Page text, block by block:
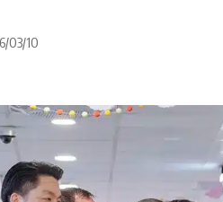
03/10